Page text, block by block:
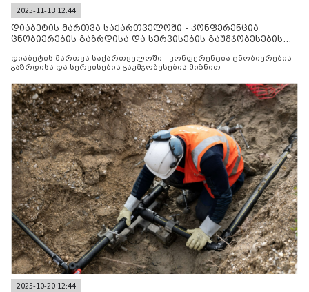
2025-11-13 12:44
დიაბეტის მართვა საქართველოში - კონფერენცია
ცნობიერების გაზრდისა და სერვისების გაუმჯობესების
დიაბეტის მართვა საქართველოში - კონფერენცია ცნობიერების
გაზრდისა და სერვისების გაუმჯობესების მიზნით
2025-10-20 12:44